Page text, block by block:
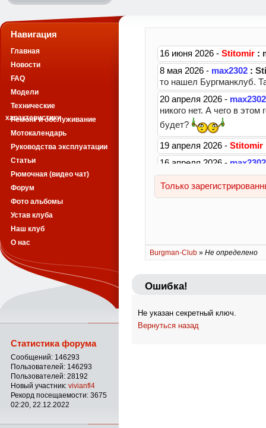
Burgman-Club » Не определено
Ошибка!
Не указан секретный ключ.
Вернуться назад
Навигация
Главная
Новости
FAQ
Модели
Технические
характеристики
Ремонт и обслуживание
Мотокалендарь
Руководства эксплуатации
Статьи
Рюмочная (видео чат)
Форум
Фото альбомы
Устав клуба
Наш клуб
О нас
Статистика форума
Сообщений: 146293
Пользователей: 146293
Пользователей: 28192
Новый участник: vivianfl4
Рекорд посещаемости: 3675
02:20, 22.12.2022